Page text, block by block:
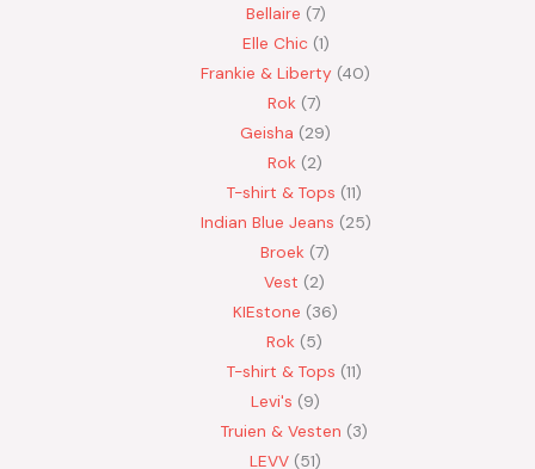
Bellaire 7
Elle Chic 1
Frankie & Liberty 40
Rok 7
Geisha
29
Rok 2
T-shirt & Tops 11
Indian Blue Jeans 25
Broek 7
Vest
2
KIEstone
36
Rok
5
T-shirt & Tops 11
Levi's
9
Truien & Vesten
3
LEVV 51